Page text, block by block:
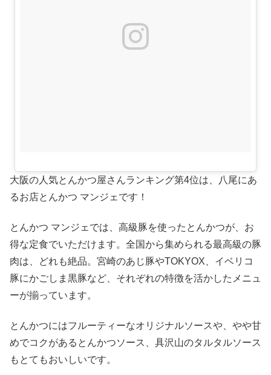
大阪の人気とんかつ屋さんランキング第4位は、八尾にあ
るお店とんかつ マンジェです！
とんかつ マンジェでは、高級豚を使ったとんかつが、お
得な定食でいただけます。全国から集められる最高級の豚
肉は、どれも絶品。宮崎のあじ豚やTOKYOX、イベリコ
豚にかごしま黒豚など、それぞれの特徴を活かしたメニュ
ーが揃っています。
とんかつにはフルーティーなオリジナルソースや、やや甘
めでコクがあるとんかつソース、具沢山のタルタルソース
もとてもおいしいです。